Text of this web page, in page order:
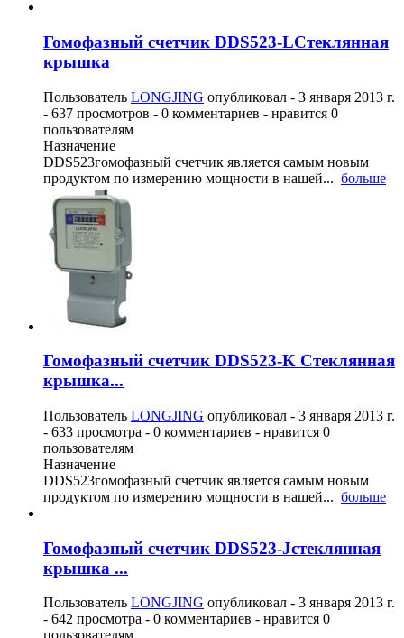
Гомофазный счетчик DDS523-LСтеклянная
крышка
Пользователь LONGJING опубликовал - 3 января 2013 г.
- 637 просмотров - 0 комментариев - нравится 0
пользователям
Назначение
DDS523гомофазный счетчик является самым новым
продуктом по измерению мощности в нашей... больше
Гомофазный счетчик DDS523-K Стеклянная
крышка...
Пользователь LONGJING опубликовал - 3 января 2013 г.
- 633 просмотра - 0 комментариев - нравится 0
пользователям
Назначение
DDS523гомофазный счетчик является самым новым
продуктом по измерению мощности в нашей... больше
Гомофазный счетчик DDS523-Jстеклянная
крышка ...
Пользователь LONGJING опубликовал - 3 января 2013 г.
- 642 просмотра - 0 комментариев - нравится 0